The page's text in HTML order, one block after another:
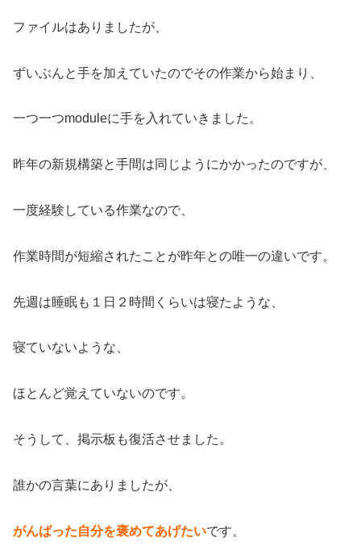
ファイルはありましたが、
ずいぶんと手を加えていたのでその作業から始まり、
一つ一つmoduleに手を入れていきました。
昨年の新規構築と手間は同じようにかかったのですが、
一度経験している作業なので、
作業時間が短縮されたことが昨年との唯一の違いです。
先週は睡眠も１日２時間くらいは寝たような、
寝ていないような、
ほとんど覚えていないのです。
そうして、掲示板も復活させました。
誰かの言葉にありましたが、
がんばった自分を褒めてあげたいです。